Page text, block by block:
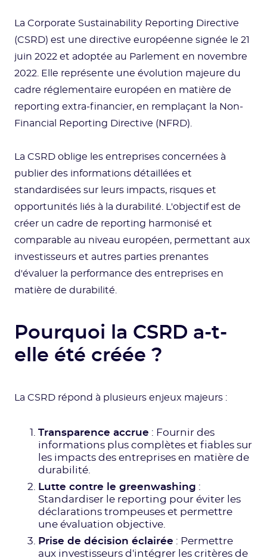
La Corporate Sustainability Reporting Directive
(CSRD) est une directive européenne signée le 21
juin 2022 et adoptée au Parlement en novembre
2022. Elle représente une évolution majeure du
cadre réglementaire européen en matière de
reporting extra-financier, en remplaçant la Non-
Financial Reporting Directive (NFRD).
La CSRD oblige les entreprises concernées à
publier des informations détaillées et
standardisées sur leurs impacts, risques et
opportunités liés à la durabilité. L'objectif est de
créer un cadre de reporting harmonisé et
comparable au niveau européen, permettant aux
investisseurs et autres parties prenantes
d'évaluer la performance des entreprises en
matière de durabilité.
Pourquoi la CSRD a-t-
elle été créée ?
La CSRD répond à plusieurs enjeux majeurs :
Transparence accrue : Fournir des
informations plus complètes et fiables sur
les impacts des entreprises en matière de
durabilité.
Lutte contre le greenwashing :
Standardiser le reporting pour éviter les
déclarations trompeuses et permettre
une évaluation objective.
Prise de décision éclairée : Permettre
aux investisseurs d'intégrer les critères de